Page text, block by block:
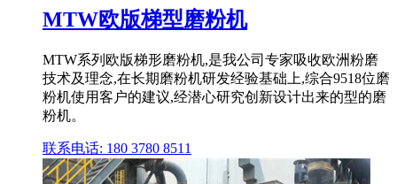
MTW欧版梯型磨粉机
MTW系列欧版梯形磨粉机,是我公司专家吸收欧洲粉磨
技术及理念,在长期磨粉机研发经验基础上,综合9518位磨
粉机使用客户的建议,经潜心研究创新设计出来的型的磨
粉机。
联系电话: 180 3780 8511